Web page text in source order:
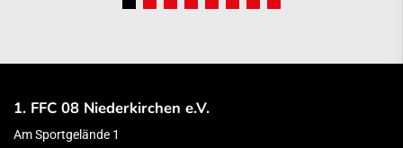
1. FFC 08 Niederkirchen e.V.
Am Sportgelände 1